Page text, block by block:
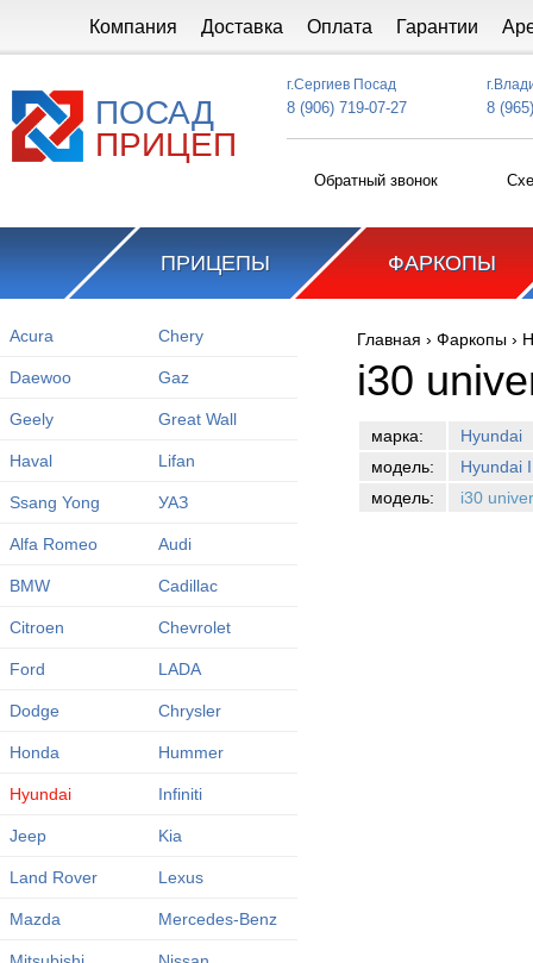
Компания Доставка Оплата Гарантии
ПОСАД
ПРИЦЕП
г.Сергиев Посад
8 (906) 719-07-27 8
Обратный звонок
ПРИЦЕПЫ ФАРКОПЫ
Acura Chery
Daewoo Gaz
Geely Great Wall
Haval Lifan
Ssang Yong УАЗ
Alfa Romeo Audi
BMW Cadillac
Citroen Chevrolet
Ford LADA
Dodge Chrysler
Honda Hummer
Hyundai Infiniti
Jeep Kia
Land Rover Lexus
Mazda Mercedes-Benz
Вы здесь
Главная › Фаркопы ›
i30
марка:
Hyundai
модель:
Hyundai
модель:
i30